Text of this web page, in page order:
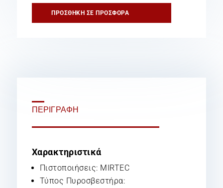
ΠΡΟΣΘΉΚΗ ΣΕ ΠΡΟΣΦΟΡΆ
ΠΕΡΙΓΡΑΦΉ
Χαρακτηριστικά
Πιστοποιήσεις: MIRTEC
Τύπος Πυροσβεστήρα: